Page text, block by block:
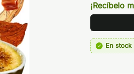
¡Recíbelo
En stock